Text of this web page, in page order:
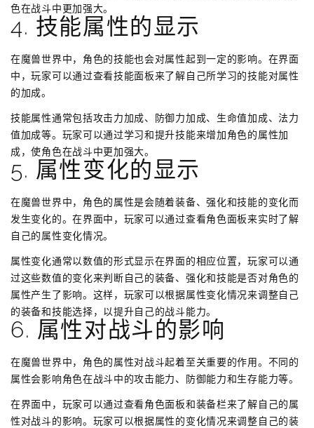
色在战斗中更加强大。
4. 技能属性的显示
在魔兽世界中，角色的技能也会对属性起到一定的影响。在界面
中，玩家可以通过查看技能面板来了解自己所学习的技能对属性
的加成。
技能属性通常包括攻击力加成、防御力加成、生命值加成、法力
值加成等。玩家可以通过学习和提升技能来增加角色的属性加
成，使角色在战斗中更加强大。
5. 属性变化的显示
在魔兽世界中，角色的属性是会随着装备、强化和技能的变化而
发生变化的。在界面中，玩家可以通过查看角色面板来实时了解
自己的属性变化情况。
属性变化通常以数值的形式显示在界面的相应位置，玩家可以通
过这些数值的变化来判断自己的装备、强化和技能是否对角色的
属性产生了影响。这样，玩家可以根据属性变化情况来调整自己
的装备和技能选择，以提升自己的战斗能力。
6. 属性对战斗的影响
在魔兽世界中，角色的属性对战斗起着至关重要的作用。不同的
属性会影响角色在战斗中的攻击能力、防御能力和生存能力等。
在界面中，玩家可以通过查看角色面板和装备栏来了解自己的属
性对战斗的影响。玩家可以根据属性的变化情况来调整自己的装